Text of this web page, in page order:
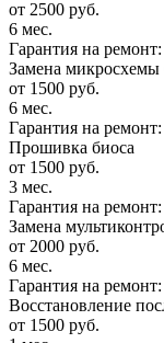
от 2500 руб.
6 мес.
Гарантия на
Замена микросхемы
от 1500 руб.
6 мес.
Гарантия на
Прошивка биоса
от 1500 руб.
3 мес.
Гарантия на
Замена
от 2000 руб.
6 мес.
Гарантия на
Восстановление
от 1500 руб.